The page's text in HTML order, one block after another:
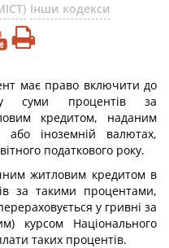
Інши кодекси
має право включити до
суми процентів за
кредитом, наданим
або іноземній валютах,
податкового року.
житловим кредитом в
за такими процентами,
у гривні за
курсом Національного
таких процентів.